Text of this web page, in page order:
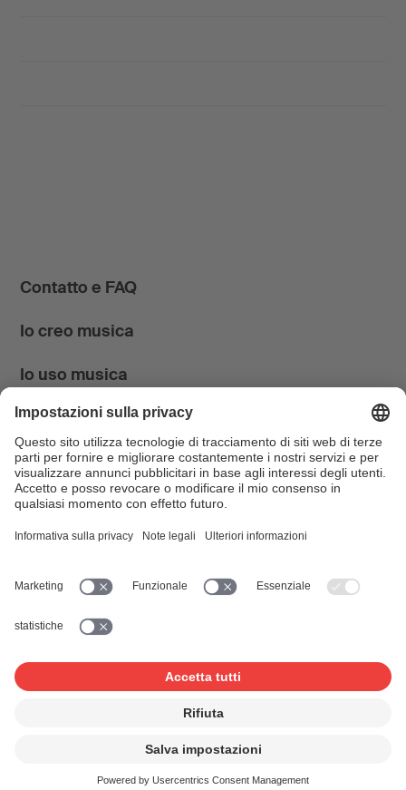
Contatto e FAQ
Io creo musica
Io uso musica
News & Agenda
FONDATION SUISA ↗
FacebookInstagram YouTube
Blog
© 2026 SUISA
Impostazioni sulla privacy